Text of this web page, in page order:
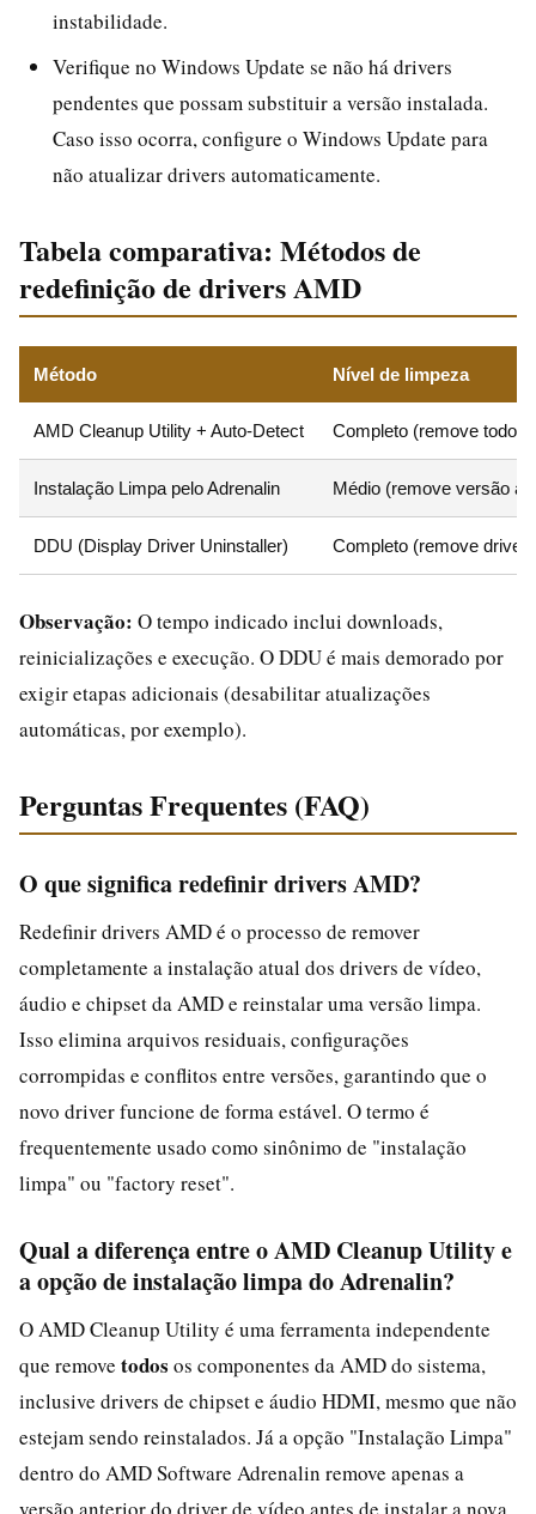
instabilidade.
Verifique no Windows Update se não há drivers
pendentes que possam substituir a versão instalada.
Caso isso ocorra, configure o Windows Update para
não atualizar drivers automaticamente.
Tabela comparativa: Métodos de
redefinição de drivers AMD
Método Nível de limpeza
AMD Cleanup Utility + Auto-Detect Completo (remove todos
Instalação Limpa pelo Adrenalin Médio (remove versão
DDU (Display Driver Uninstaller) Completo (remove
Observação: O tempo indicado inclui downloads,
reinicializações e execução. O DDU é mais demorado por
exigir etapas adicionais (desabilitar atualizações
automáticas, por exemplo).
Perguntas Frequentes (FAQ)
O que significa redefinir drivers AMD?
Redefinir drivers AMD é o processo de remover
completamente a instalação atual dos drivers de vídeo,
áudio e chipset da AMD e reinstalar uma versão limpa.
Isso elimina arquivos residuais, configurações
corrompidas e conflitos entre versões, garantindo que o
novo driver funcione de forma estável. O termo é
frequentemente usado como sinônimo de "instalação
limpa" ou "factory reset".
Qual a diferença entre o AMD Cleanup Utility e
a opção de instalação limpa do Adrenalin?
O AMD Cleanup Utility é uma ferramenta independente
que remove todos os componentes da AMD do sistema,
inclusive drivers de chipset e áudio HDMI, mesmo que não
estejam sendo reinstalados. Já a opção "Instalação Limpa"
dentro do AMD Software Adrenalin remove apenas a
versão anterior do driver de vídeo antes de instalar a nova.